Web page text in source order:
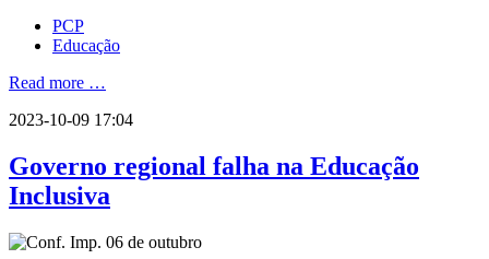
PCP
Educação
Read more …
2023-10-09 17:04
Governo regional falha na Educação
Inclusiva